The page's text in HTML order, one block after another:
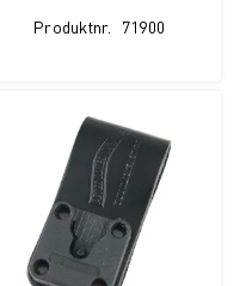
Produktnr. 71900